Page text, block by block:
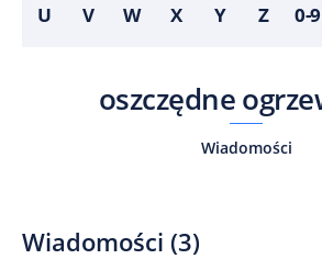
U V W X Y Z 0-9
oszczędne
Wiadomości
Wiadomości (3)